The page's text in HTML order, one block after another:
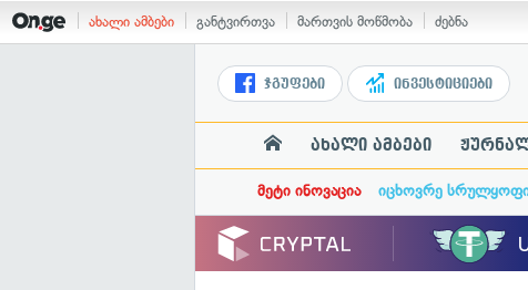
ახალი ამბები განტვირთვა მართვის მოწმობა ძებნა
ჯგუფები ინვესტიციები
ახალი ამბები
მეტი ინოვაცია იცხოვრე